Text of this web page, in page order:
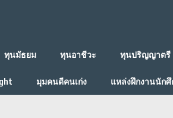
ทุนมัธยม ทุนอาชีวะ ทุนปริญญาตรี
มุมคนดีคนเก่ง แหล่งฝึกงานนัก